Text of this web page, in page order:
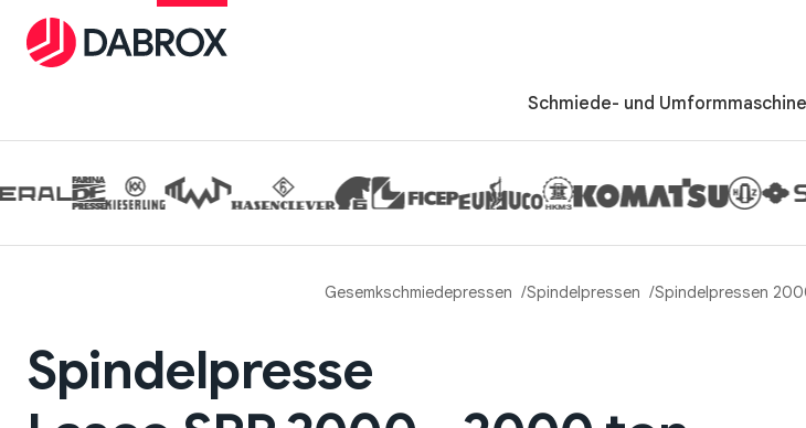
Schmiede- und
Gesemkschmiedepressen Spindelpressen Spindelpressen
Spindelpresse